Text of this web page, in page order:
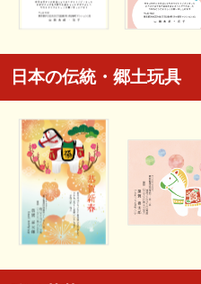
日本の伝統・郷土玩具